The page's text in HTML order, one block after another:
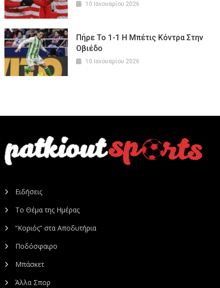
10 Ιανουαρίου 2026
Πήρε Το 1-1 Η Μπέτις Κόντρα Στην
Οβιέδο
10 Ιανουαρίου 2026
Ειδήσεις
Το Θέμα της Ημέρας
“Κοριός” στα Αποδυτήρια
Ποδόσφαιρο
Μπάσκετ
Άλλα Σπορ